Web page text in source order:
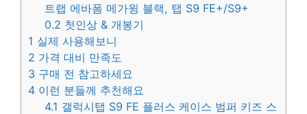
트랩 에바폼 메가윙 블랙, 탭 S9 FE+/S9+
0.2 첫인상 & 개봉기
1 실제 사용해보니
2 가격 대비 만족도
3 구매 전 참고하세요
4 이런 분들께 추천해요
4.1 갤럭시탭 S9 FE 플러스 케이스 범퍼 키즈 스